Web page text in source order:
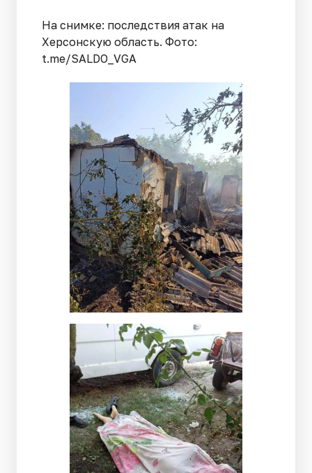
На снимке: последствия атак на
Херсонскую область. Фото:
t.me/SALDO_VGA